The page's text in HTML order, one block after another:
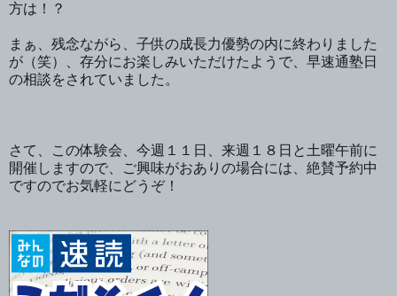
方は！？
まぁ、残念ながら、子供の成長力優勢の内に終わりました
が（笑）、存分にお楽しみいただけたようで、早速通塾日
の相談をされていました。
さて、この体験会、今週１１日、来週１８日と土曜午前に
開催しますので、ご興味がおありの場合には、絶賛予約中
ですのでお気軽にどうぞ！